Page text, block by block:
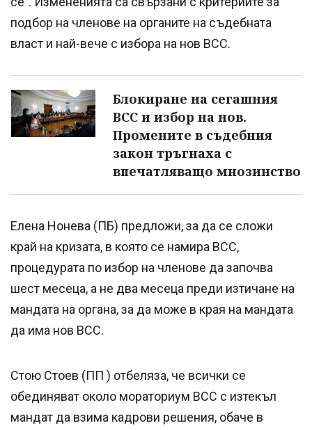
подбор на членове на органите на съдебната
власт и най-вече с избора на нов ВСС.
Блокиране на сегашния
ВСС и избор на нов.
Промените в съдебния
закон тръгнаха с
впечатляващо мнозинство
Елена Нонева (ПБ) предложи, за да се сложи
край на кризата, в която се намира ВСС,
процедурата по избор на членове да започва
шест месеца, а не два месеца преди изтичане на
мандата на органа, за да може в края на мандата
да има нов ВСС.
Стою Стоев (ПП ) отбеляза, че всички се
обединяват около мораториум ВСС с изтекъл
мандат да взима кадрови решения, обаче в